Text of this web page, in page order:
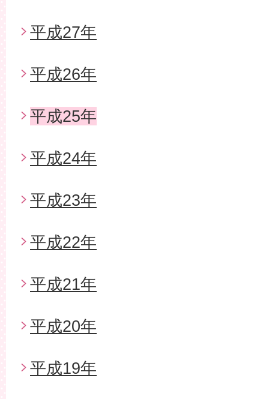
平成27年
平成26年
平成25年
平成24年
平成23年
平成22年
平成21年
平成20年
平成19年